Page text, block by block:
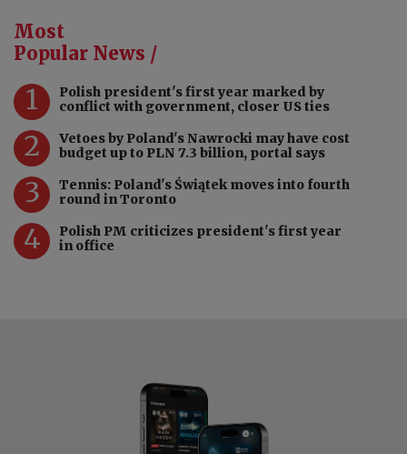
Most
Popular News /
1
Polish president's first year marked by
conflict with government, closer US ties
2
Vetoes by Poland's Nawrocki may have cost
budget up to PLN 7.3 billion, portal says
3
Tennis: Poland's Świątek moves into fourth
round in Toronto
4
Polish PM criticizes president's first year
in office